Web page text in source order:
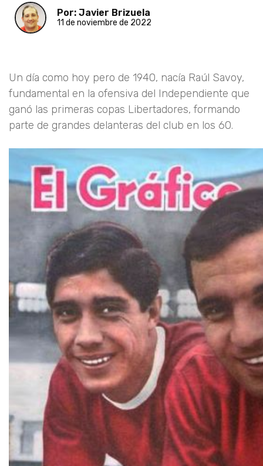
Por: Javier Brizuela
11 de noviembre de 2022
Un día como hoy pero de 1940, nacía Raúl Savoy,
fundamental en la ofensiva del Independiente que
ganó las primeras copas Libertadores, formando
parte de grandes delanteras del club en los 60.